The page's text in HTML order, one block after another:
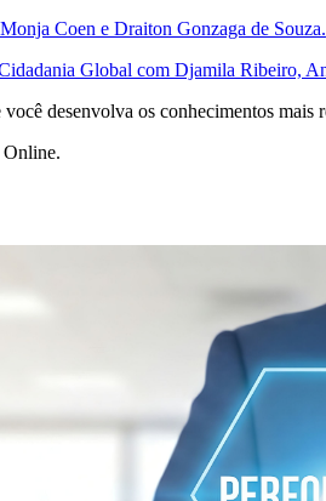
Coen e Draiton Gonzaga de Souza.
Global com Djamila Ribeiro,
desenvolva os conhecimentos mais
Online.